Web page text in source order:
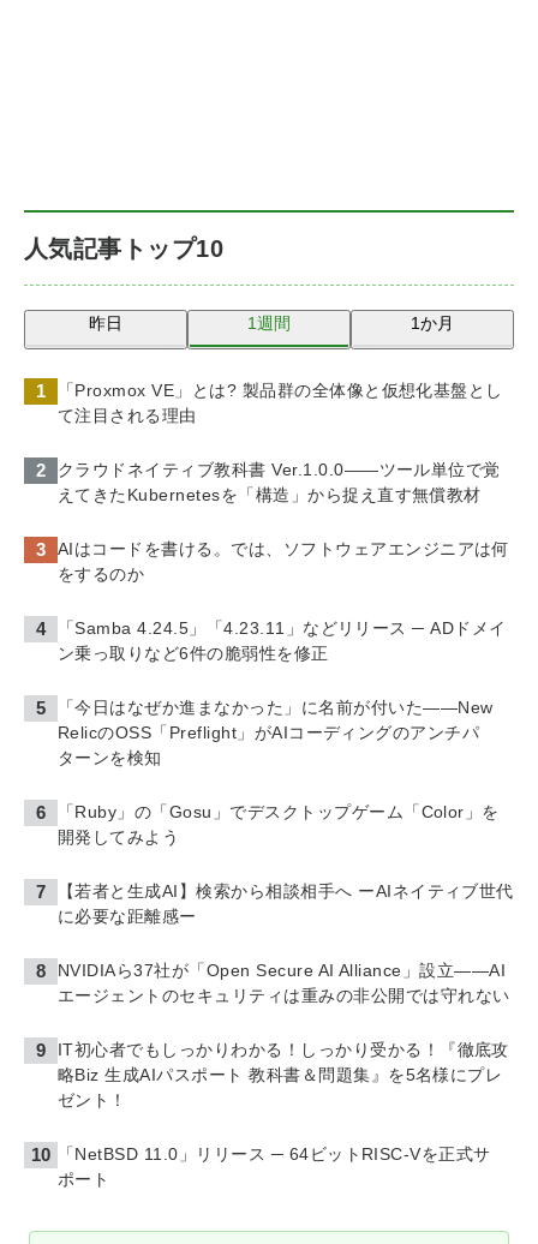
人気記事トップ10
昨日 1週間 1か月
「Proxmox VE」とは? 製品群の全体像と仮想化基盤とし
て注目される理由
クラウドネイティブ教科書 Ver.1.0.0――ツール単位で覚
えてきたKubernetesを「構造」から捉え直す無償教材
AIはコードを書ける。では、ソフトウェアエンジニアは何
をするのか
「Samba 4.24.5」「4.23.11」などリリース ─ ADドメイ
ン乗っ取りなど6件の脆弱性を修正
「今日はなぜか進まなかった」に名前が付いた――New
RelicのOSS「Preflight」がAIコーディングのアンチパ
ターンを検知
「Ruby」の「Gosu」でデスクトップゲーム「Color」を
開発してみよう
【若者と生成AI】検索から相談相手へ ーAIネイティブ世代
に必要な距離感ー
NVIDIAら37社が「Open Secure AI Alliance」設立――AI
エージェントのセキュリティは重みの非公開では守れない
IT初心者でもしっかりわかる！しっかり受かる！『徹底攻
略Biz 生成AIパスポート 教科書＆問題集』を5名様にプレ
ゼント！
「NetBSD 11.0」リリース ─ 64ビットRISC-Vを正式サ
ポート